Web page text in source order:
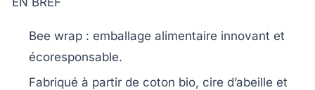
Bee wrap : emballage alimentaire innovant et
écoresponsable.
Fabriqué à partir de coton bio, cire d’abeille et